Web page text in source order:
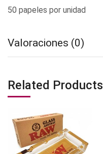
50 papeles por unidad
Valoraciones (0)
Related Products